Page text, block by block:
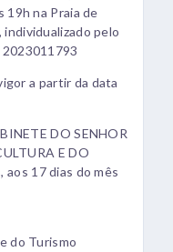
19h na Praia de
individualizado pelo
a partir da data
DO SENHOR
E DO
17 dias do mês
do Turismo